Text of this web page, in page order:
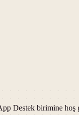
Destek birimine hoş